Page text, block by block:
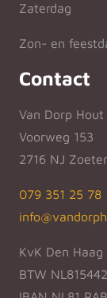
Zaterdag
Zon- en
Contact
Van Dorp Hout
Voorweg 153
2716 NJ
079 351 25 78
KvK Den
BTW